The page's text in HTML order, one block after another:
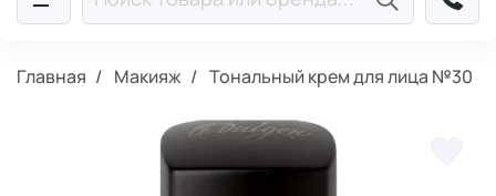
Главная Макияж Тональный крем для лица №30